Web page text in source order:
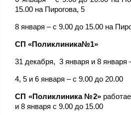
15.00 на Пирогова, 5
8 января – с 9.00 до 15.00 на
СП «Поликлиника№1»
31 декабря, 3 января и 8 января
4, 5 и 6 января – с 9.00 до 20.00
СП «Поликлиника №2»
и 8 января с 9.00 до 15.00